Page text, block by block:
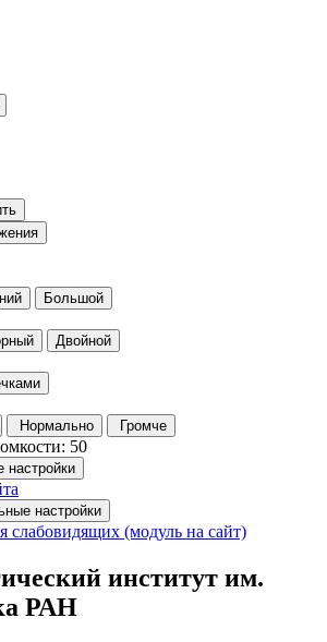
Большой
Двойной
Нормально Громче
50
настройки
настройки
(модуль на сайт)
институт им.
РАН